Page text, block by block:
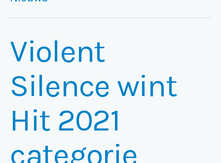
Violent
Silence wint
Hit 2021
categorie